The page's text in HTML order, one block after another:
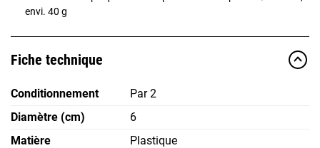
envi. 40 g
Fiche technique
Conditionnement
Par 2
Diamètre (cm)
6
Matière
Plastique